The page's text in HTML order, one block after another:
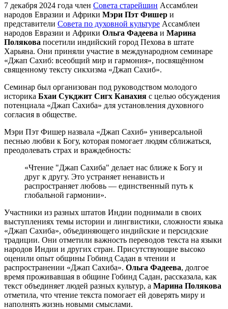
7 декабря 2024 года член Совета старейшин Ассамблеи
народов Евразии и Африки Мэри Пэт Фишер и
представители Совета по духовной культуре Ассамблеи
народов Евразии и Африки Ольга Фадеева и Марина
Полякова посетили индийский город Пехова в штате
Харьяна. Они приняли участие в международном семинаре
«Джап Сахиб: всеобщий мир и гармония», посвящённом
священному тексту сикхизма «Джап Сахиб».
Семинар был организован под руководством молодого
историка Бхаи Сукджит Сигх Канахия с целью обсуждения
потенциала «Джап Сахиба» для установления духовного
согласия в обществе.
Мэри Пэт Фишер назвала «Джап Сахиб» универсальной
песнью любви к Богу, которая помогает людям сближаться,
преодолевать страх и враждебность:
«Чтение "Джап Сахиба" делает нас ближе к Богу и
друг к другу. Это устраняет ненависть и
распространяет любовь — единственный путь к
глобальной гармонии».
Участники из разных штатов Индии поднимали в своих
выступлениях темы истории и лингвистики, сложности языка
«Джап Сахиба», объединяющего индийские и персидские
традиции. Они отметили важность переводов текста на языки
народов Индии и других стран. Присутствующие высоко
оценили опыт общины Гобинд Садан в чтении и
распространении «Джап Сахиба». Ольга Фадеева, долгое
время проживавшая в общине Гобинд Садан, рассказала, как
текст объединяет людей разных культур, а Марина Полякова
отметила, что чтение текста помогает ей доверять миру и
наполнять жизнь новыми смыслами.